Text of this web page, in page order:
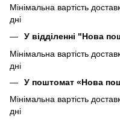
Мінімальна вартість
дні
У відділенні "Нова
Мінімальна вартість
дні
У поштомат «Нова
Мінімальна вартість
дні